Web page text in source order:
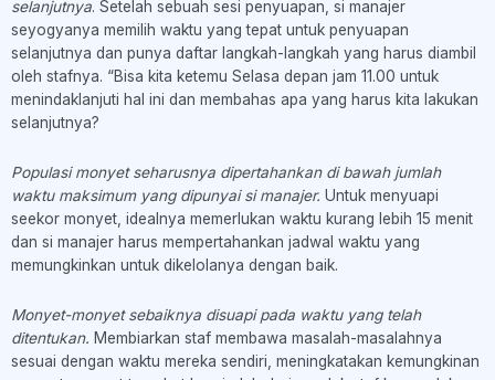
selanjutnya. Setelah sebuah sesi penyuapan, si manajer
seyogyanya memilih waktu yang tepat untuk penyuapan
selanjutnya dan punya daftar langkah-langkah yang harus diambil
oleh stafnya. “Bisa kita ketemu Selasa depan jam 11.00 untuk
menindaklanjuti hal ini dan membahas apa yang harus kita lakukan
selanjutnya?
Populasi monyet seharusnya dipertahankan di bawah jumlah
waktu maksimum yang dipunyai si manajer. Untuk menyuapi
seekor monyet, idealnya memerlukan waktu kurang lebih 15 menit
dan si manajer harus mempertahankan jadwal waktu yang
memungkinkan untuk dikelolanya dengan baik.
Monyet-monyet sebaiknya disuapi pada waktu yang telah
ditentukan. Membiarkan staf membawa masalah-masalahnya
sesuai dengan waktu mereka sendiri, meningkatakan kemungkinan